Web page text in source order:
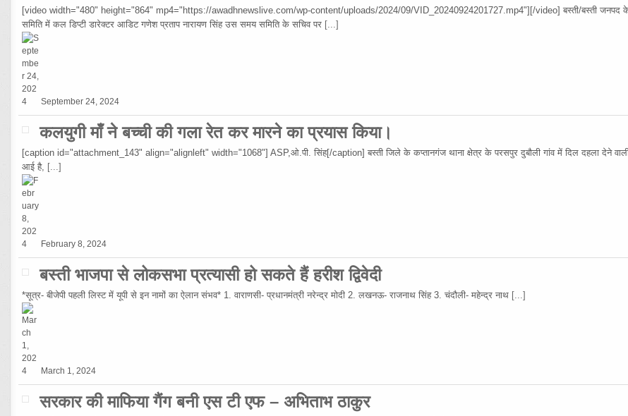
[video width="480" height="864" mp4="https://awadhnewslive.com/wp-content/uploads/2024/09/VID_20240924201727.mp4"][/video] बस्ती/बस्ती जनपद के
समिति में कल डिप्टी डारेक्टर आडिट गणेश प्रताप नारायण सिंह उस समय समिति के सचिव पर [...]
September 24, 2024
कलयुगी माँ ने बच्ची की गला रेत कर मारने का प्रयास किया।
[caption id="attachment_143" align="alignleft" width="1068"] ASP,ओ.पी. सिंह[/caption] बस्ती जिले के कप्तानगंज थाना क्षेत्र के परसपुर दुबौली गांव में दिल दहला देने
आई है, [...]
February 8, 2024
बस्ती भाजपा से लोकसभा प्रत्यासी हो सकते हैं हरीश द्विवेदी
*सूत्र- बीजेपी पहली लिस्ट में यूपी से इन नामों का ऐलान संभव* 1. वाराणसी- प्रधानमंत्री नरेन्द्र मोदी 2. लखनऊ- राजनाथ सिंह 3. चंदौली- महेन्द्र नाथ [...]
March 1, 2024
सरकार की माफिया गैंग बनी एस टी एफ – अभिताभ ठाकुर